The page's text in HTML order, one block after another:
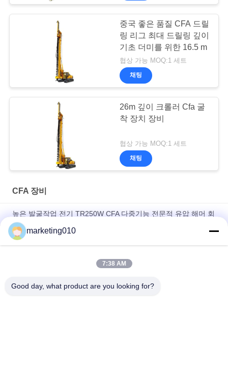
중국 좋은 품질 CFA 드릴
링 리그 최대 드릴링 깊이
기초 더미를 위한 16.5 m
협상 가능 MOQ:1 세트
채팅
26m 깊이 크롤러 Cfa 굴
착 장치 장비
협상 가능 MOQ:1 세트
채팅
CFA 장비
높은 발굴작업 전기 TR250W CFA 다중기능 전문적 유압 해머 회
전식 시추기 파일드라이버
첨단 긴 오거 파리 리그
건설 작업 800 밀리미터 구멍 짓경 재단 수력 파일 광산 회전식
marketing010
7:38 AM
Good day, what product are you looking for?